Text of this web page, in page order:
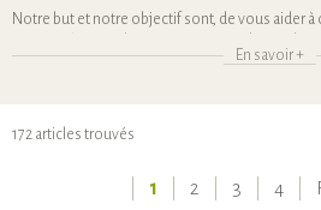
Notre but et notre objectif sont, de vous aider
le domaine de la détoxication : nous nous
l’élimination des parasites, Candidas, métaux
En savoir +
172 articles trouvés
1 2 3 4